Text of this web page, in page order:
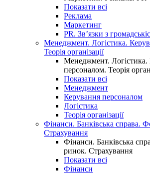
Показати всі
Реклама
Маркетинг
PR. Зв’язки з
Менеджмент. Логістика.
Теорія організації
Менеджмент. Логістика.
персоналом. Теорія
Показати всі
Менеджмент
Керування персоналом
Логістика
Теорія організації
Фінанси. Банківська справа.
Страхування
Фінанси. Банківська
ринок. Страхування
Показати всі
Фінанси